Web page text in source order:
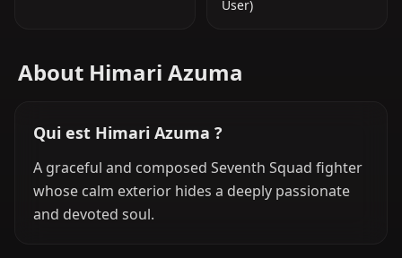
User)
About Himari Azuma
Qui est Himari Azuma ?
A graceful and composed Seventh Squad fighter
whose calm exterior hides a deeply passionate
and devoted soul.